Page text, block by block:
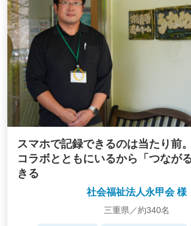
スマホで記録できるのは当たり前
コラボとともにいるから「つなが
きる
社会福祉法人永甲会 様
三重県／約340名